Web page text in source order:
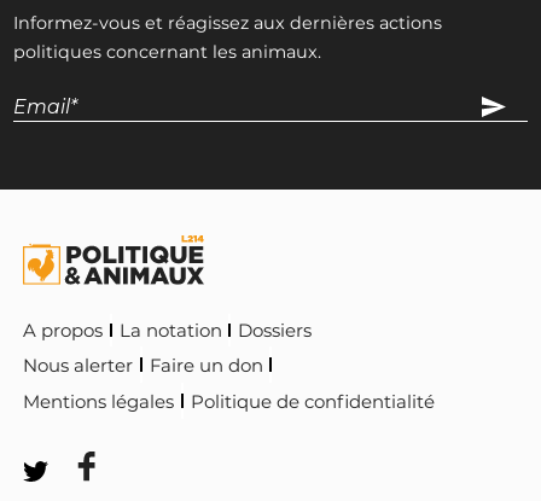
Informez-vous et réagissez aux dernières actions
politiques concernant les animaux.
A propos La notation
Dossiers
Nous alerter
Faire un don
Mentions légales
Politique de confidentialité